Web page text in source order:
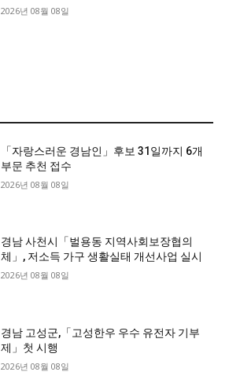
2026년 08월 08일
「자랑스러운 경남인」후보 31일까지 6개
부문 추천 접수
2026년 08월 08일
경남 사천시「벌용동 지역사회보장협의
체」, 저소득 가구 생활실태 개선사업 실시
2026년 08월 08일
경남 고성군,「고성한우 우수 유전자 기부
제」첫 시행
2026년 08월 08일